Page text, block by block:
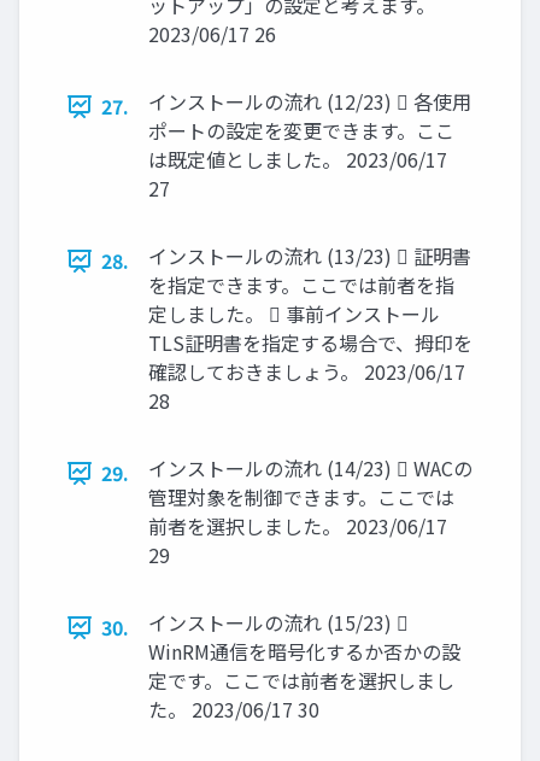
2023/06/17 26
27.
インストールの流れ (12/23)  各使用
ポートの設定を変更できます。ここ
は既定値としました。 2023/06/17
27
28.
インストールの流れ (13/23)  証明書
を指定できます。ここでは前者を指
定しました。  事前インストール
TLS証明書を指定する場合で、拇印を
確認しておきましょう。 2023/06/17
28
29.
インストールの流れ (14/23)  WACの
管理対象を制御できます。ここでは
前者を選択しました。 2023/06/17
29
30.
インストールの流れ (15/23) 
WinRM通信を暗号化するか否かの設
定です。ここでは前者を選択しまし
た。 2023/06/17 30